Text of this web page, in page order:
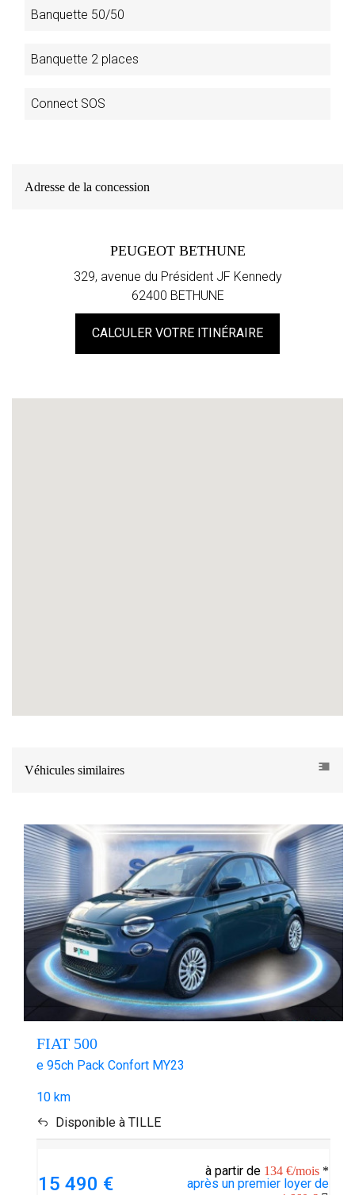
Banquette 50/50
Banquette 2 places
Connect SOS
Adresse de la concession
PEUGEOT BETHUNE
329, avenue du Président JF Kennedy
62400 BETHUNE
CALCULER VOTRE ITINÉRAIRE
Véhicules similaires
FIAT 500
e 95ch Pack Confort MY23
10 km
Disponible à TILLE
15 490 €
à partir de 134 €/mois *
après un premier loyer de